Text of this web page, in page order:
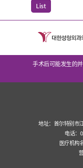
List
手术后可能发生的
地址：首尔特别市
电话：
医疗机构